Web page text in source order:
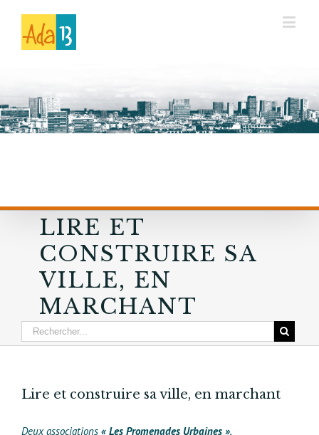
LIRE ET
CONSTRUIRE SA
VILLE, EN
MARCHANT
Lire et construire sa ville, en marchant
Deux associations « Les Promenades Urbaines »,